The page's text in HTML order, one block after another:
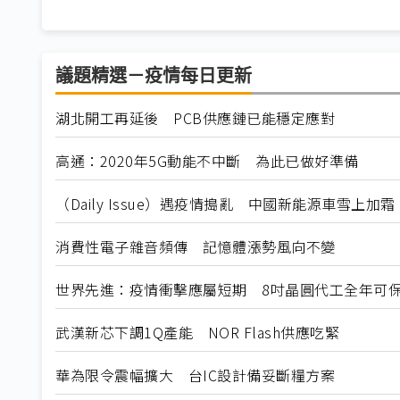
議題精選－疫情每日更新
湖北開工再延後 PCB供應鏈已能穩定應對
高通：2020年5G動能不中斷 為此已做好準備
（Daily Issue）遇疫情搗亂 中國新能源車雪上加霜
消費性電子雜音頻傳 記憶體漲勢風向不變
世界先進：疫情衝擊應屬短期 8吋晶圓代工全年可
武漢新芯下調1Q產能 NOR Flash供應吃緊
華為限令震幅擴大 台IC設計備妥斷糧方案